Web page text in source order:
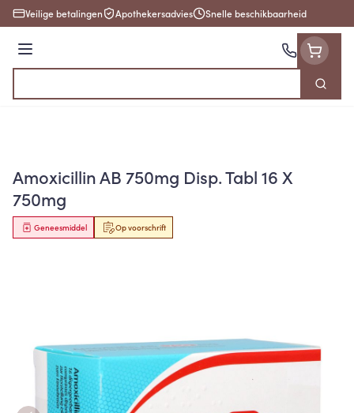
Ga naar de inhoud
Veilige betalingen Apothekersadvies Snelle beschikbaarheid
Menu
Zoek
Amoxicillin AB 750mg Disp. Tabl 16 X
750mg
Op voorschrift
Geneesmiddel